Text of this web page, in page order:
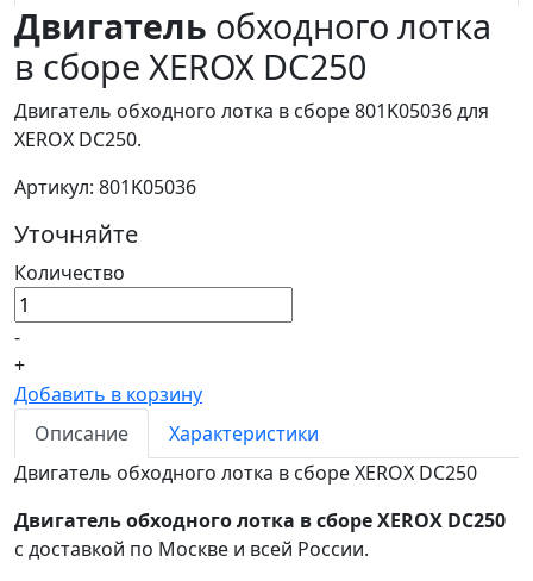
Двигатель обходного лотка
в сборе XEROX DC250
Двигатель обходного лотка в сборе 801K05036 для
XEROX DC250.
Артикул: 801K05036
Уточняйте
Количество
-
+
Добавить в корзину
Описание
Характеристики
Двигатель обходного лотка в сборе XEROX DC250
Двигатель обходного лотка в сборе XEROX DC250
с доставкой по Москве и всей России.